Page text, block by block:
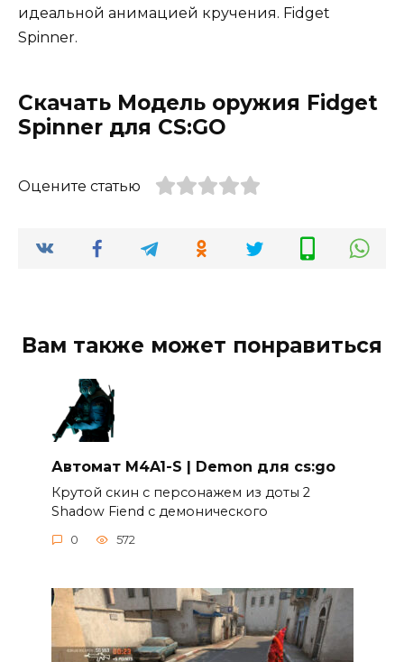
идеальной анимацией кручения. Fidget
Spinner.
Скачать Модель оружия Fidget
Spinner для CS:GO
Оцените статью
Вам также может понравиться
Автомат M4A1-S | Demon для cs:go
Крутой скин c персонажем из доты 2
Shadow Fiend c демонического
0 572